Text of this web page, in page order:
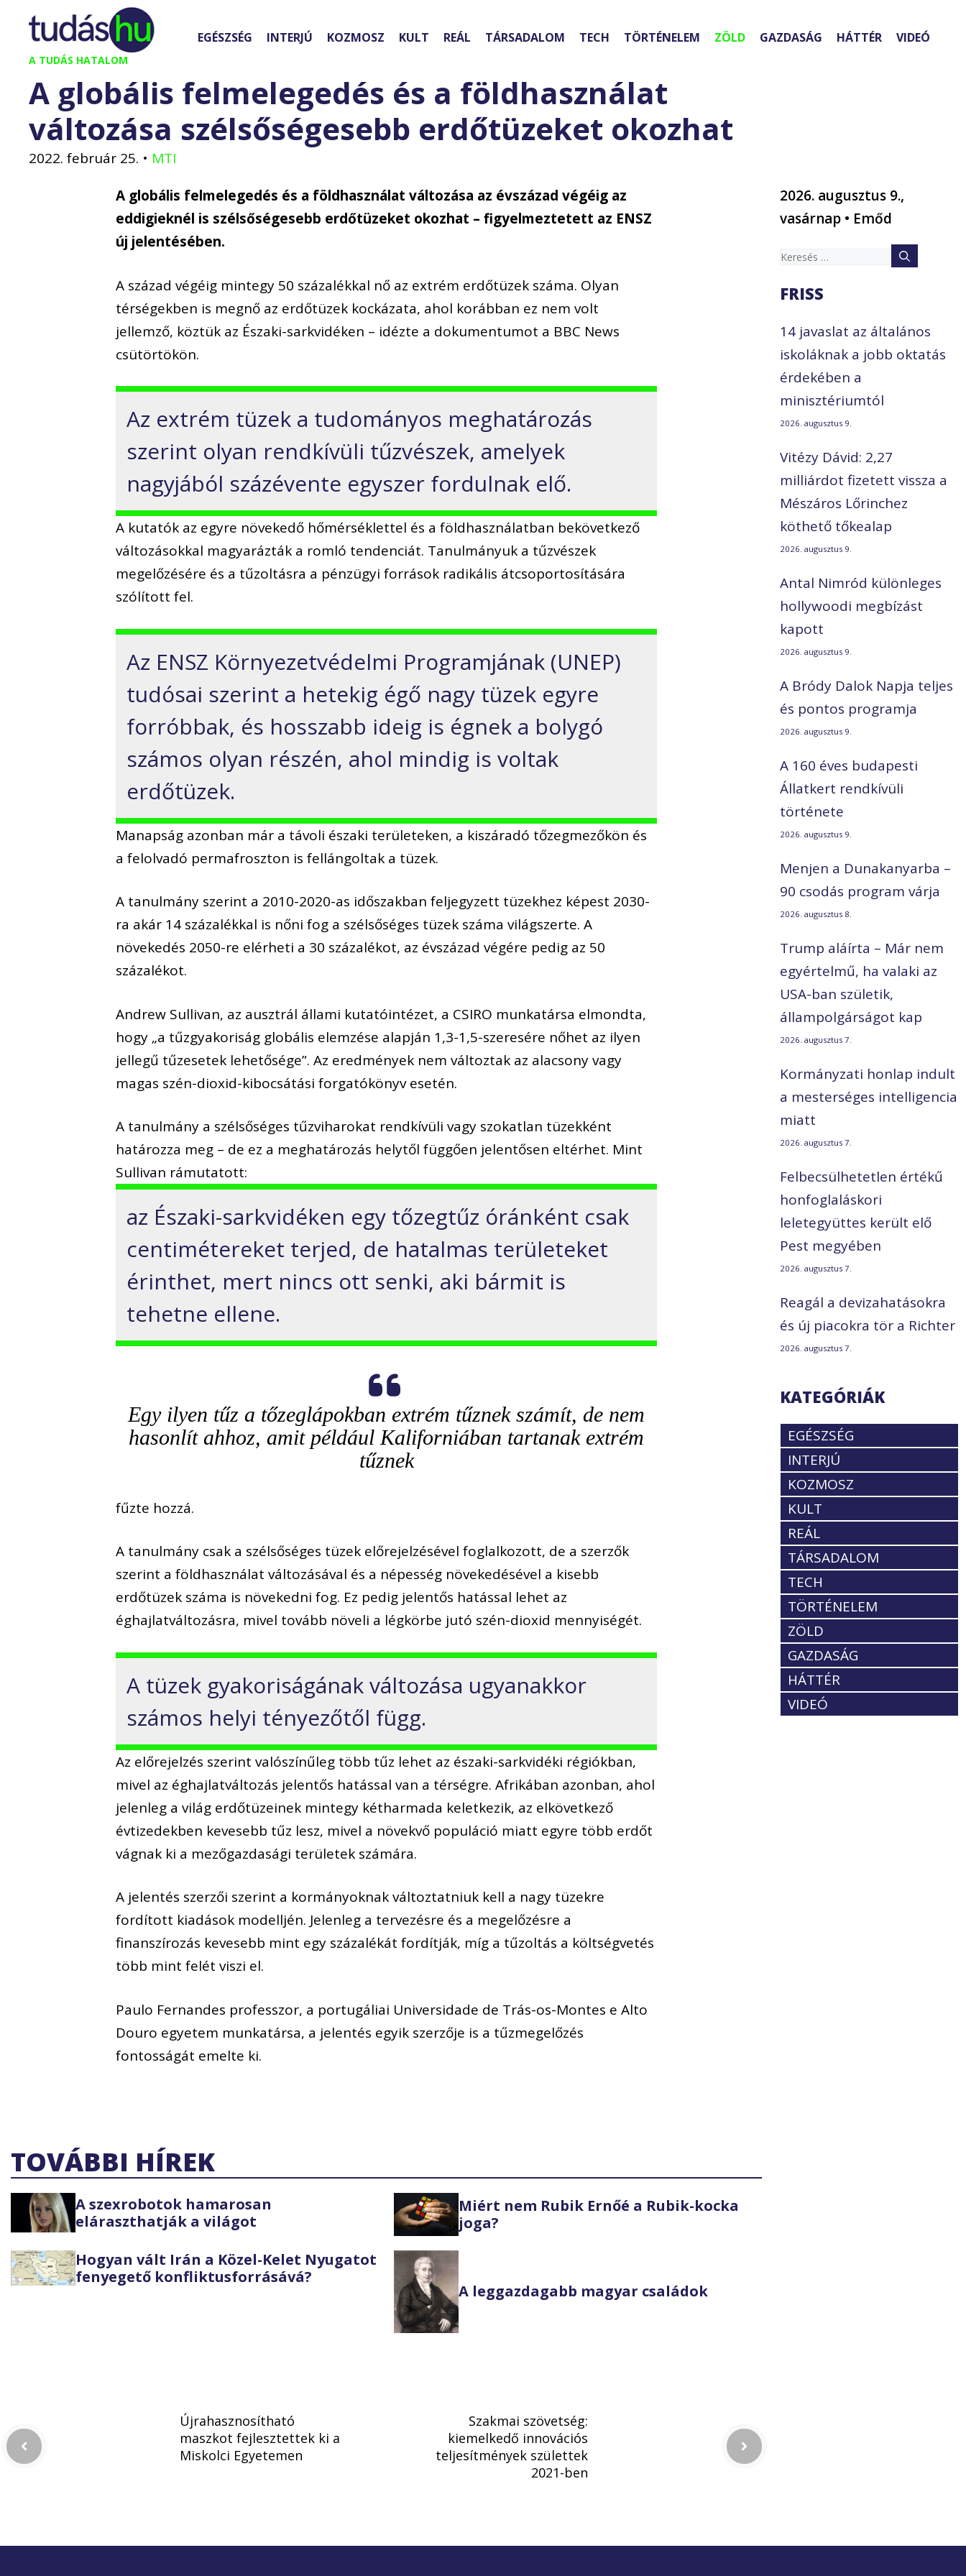
Kilépés
tartalomba
A TUDÁS HATALOM
EGÉSZSÉG INTERJÚ KOZMOSZ KULT REÁL TÁRSADALOM TECH TÖRTÉNELEM ZÖLD GAZDASÁG HÁTTÉR VIDEÓ
A globális felmelegedés és a földhasználat
változása szélsőségesebb erdőtüzeket okozhat
2022. február 25. • MTI
A globális felmelegedés és a földhasználat változása az évszázad végéig az
eddigieknél is szélsőségesebb erdőtüzeket okozhat – figyelmeztetett az ENSZ
új jelentésében.
A század végéig mintegy 50 százalékkal nő az extrém erdőtüzek száma. Olyan
térségekben is megnő az erdőtüzek kockázata, ahol korábban ez nem volt
jellemző, köztük az Északi-sarkvidéken – idézte a dokumentumot a BBC News
csütörtökön.
Az extrém tüzek a tudományos meghatározás
szerint olyan rendkívüli tűzvészek, amelyek
nagyjából százévente egyszer fordulnak elő.
A kutatók az egyre növekedő hőmérséklettel és a földhasználatban bekövetkező
változásokkal magyarázták a romló tendenciát. Tanulmányuk a tűzvészek
megelőzésére és a tűzoltásra a pénzügyi források radikális átcsoportosítására
szólított fel.
Az ENSZ Környezetvédelmi Programjának (UNEP)
tudósai szerint a hetekig égő nagy tüzek egyre
forróbbak, és hosszabb ideig is égnek a bolygó
számos olyan részén, ahol mindig is voltak
erdőtüzek.
Manapság azonban már a távoli északi területeken, a kiszáradó tőzegmezőkön és
a felolvadó permafroszton is fellángoltak a tüzek.
A tanulmány szerint a 2010-2020-as időszakban feljegyzett tüzekhez képest 2030-
ra akár 14 százalékkal is nőni fog a szélsőséges tüzek száma világszerte. A
növekedés 2050-re elérheti a 30 százalékot, az évszázad végére pedig az 50
százalékot.
Andrew Sullivan, az ausztrál állami kutatóintézet, a CSIRO munkatársa elmondta,
hogy „a tűzgyakoriság globális elemzése alapján 1,3-1,5-szeresére nőhet az ilyen
jellegű tűzesetek lehetősége”. Az eredmények nem változtak az alacsony vagy
magas szén-dioxid-kibocsátási forgatókönyv esetén.
A tanulmány a szélsőséges tűzviharokat rendkívüli vagy szokatlan tüzekként
határozza meg – de ez a meghatározás helytől függően jelentősen eltérhet. Mint
Sullivan rámutatott:
az Északi-sarkvidéken egy tőzegtűz óránként csak
centimétereket terjed, de hatalmas területeket
érinthet, mert nincs ott senki, aki bármit is
tehetne ellene.
Egy ilyen tűz a tőzeglápokban extrém tűznek számít, de nem
hasonlít ahhoz, amit például Kaliforniában tartanak extrém
tűznek
fűzte hozzá.
A tanulmány csak a szélsőséges tüzek előrejelzésével foglalkozott, de a szerzők
szerint a földhasználat változásával és a népesség növekedésével a kisebb
erdőtüzek száma is növekedni fog. Ez pedig jelentős hatással lehet az
éghajlatváltozásra, mivel tovább növeli a légkörbe jutó szén-dioxid mennyiségét.
A tüzek gyakoriságának változása ugyanakkor
számos helyi tényezőtől függ.
Az előrejelzés szerint valószínűleg több tűz lehet az északi-sarkvidéki régiókban,
mivel az éghajlatváltozás jelentős hatással van a térségre. Afrikában azonban, ahol
jelenleg a világ erdőtüzeinek mintegy kétharmada keletkezik, az elkövetkező
évtizedekben kevesebb tűz lesz, mivel a növekvő populáció miatt egyre több erdőt
vágnak ki a mezőgazdasági területek számára.
A jelentés szerzői szerint a kormányoknak változtatniuk kell a nagy tüzekre
fordított kiadások modelljén. Jelenleg a tervezésre és a megelőzésre a
finanszírozás kevesebb mint egy százalékát fordítják, míg a tűzoltás a költségvetés
több mint felét viszi el.
Paulo Fernandes professzor, a portugáliai Universidade de Trás-os-Montes e Alto
Douro egyetem munkatársa, a jelentés egyik szerzője is a tűzmegelőzés
fontosságát emelte ki.
TOVÁBBI HÍREK
A szexrobotok hamarosan
eláraszthatják a világot
Miért nem Rubik Ernőé a Rubik-kocka
joga?
Hogyan vált Irán a Közel-Kelet Nyugatot
fenyegető konfliktusforrásává?
A leggazdagabb magyar családok
2026. augusztus 9.,
vasárnap • Emőd
Keresés:
FRISS
14 javaslat az általános
iskoláknak a jobb oktatás
érdekében a
minisztériumtól
2026. augusztus 9.
Vitézy Dávid: 2,27
milliárdot fizetett vissza a
Mészáros Lőrinchez
köthető tőkealap
2026. augusztus 9.
Antal Nimród különleges
hollywoodi megbízást
kapott
2026. augusztus 9.
A Bródy Dalok Napja teljes
és pontos programja
2026. augusztus 9.
A 160 éves budapesti
Állatkert rendkívüli
története
2026. augusztus 9.
Menjen a Dunakanyarba –
90 csodás program várja
2026. augusztus 8.
Trump aláírta – Már nem
egyértelmű, ha valaki az
USA-ban születik,
állampolgárságot kap
2026. augusztus 7.
Kormányzati honlap indult
a mesterséges intelligencia
miatt
2026. augusztus 7.
Felbecsülhetetlen értékű
honfoglaláskori
leletegyüttes került elő
Pest megyében
2026. augusztus 7.
Reagál a devizahatásokra
és új piacokra tör a Richter
2026. augusztus 7.
KATEGÓRIÁK
EGÉSZSÉG
INTERJÚ
KOZMOSZ
KULT
REÁL
TÁRSADALOM
TECH
TÖRTÉNELEM
ZÖLD
GAZDASÁG
HÁTTÉR
VIDEÓ
Újrahasznosítható
maszkot fejlesztettek ki a
Miskolci Egyetemen
Szakmai szövetség:
kiemelkedő innovációs
teljesítmények születtek
2021-ben